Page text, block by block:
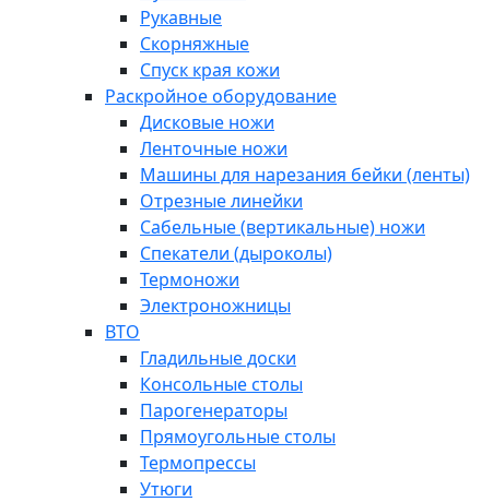
Рукавные
Скорняжные
Спуск края кожи
Раскройное оборудование
Дисковые ножи
Ленточные ножи
Машины для нарезания бейки (ленты)
Отрезные линейки
Сабельные (вертикальные) ножи
Спекатели (дыроколы)
Термоножи
Электроножницы
ВТО
Гладильные доски
Консольные столы
Парогенераторы
Прямоугольные столы
Термопрессы
Утюги